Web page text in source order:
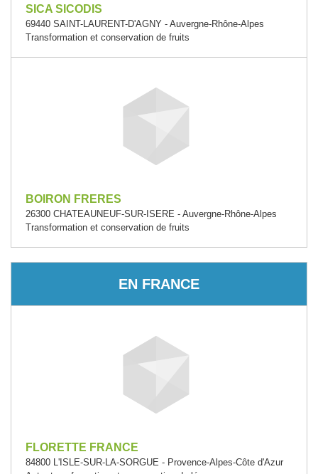
SICA SICODIS
69440 SAINT-LAURENT-D'AGNY - Auvergne-Rhône-Alpes
Transformation et conservation de fruits
BOIRON FRERES
26300 CHATEAUNEUF-SUR-ISERE - Auvergne-Rhône-Alpes
Transformation et conservation de fruits
EN FRANCE
FLORETTE FRANCE
84800 L'ISLE-SUR-LA-SORGUE - Provence-Alpes-Côte d'Azur